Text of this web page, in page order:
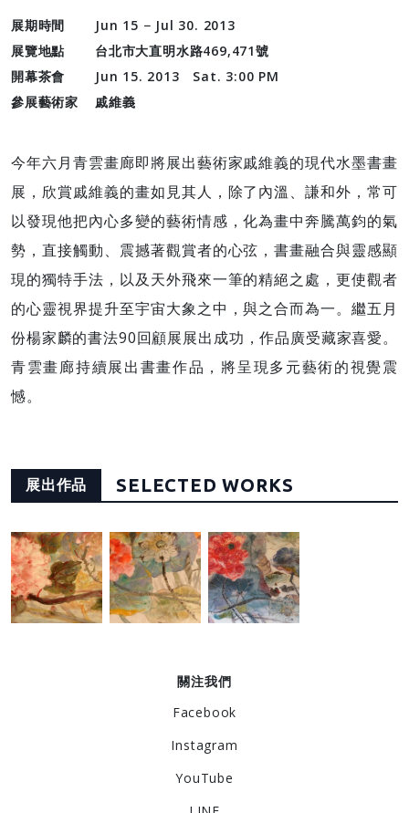
展期時間
Jun 15 − Jul 30. 2013
展覽地點
台北市大直明水路469,471號
開幕茶會
Jun 15. 2013 Sat. 3:00 PM
參展藝術家
戚維義
今年六月青雲畫廊即將展出藝術家戚維義的現代水墨書畫
展，欣賞戚維義的畫如見其人，除了內溫、謙和外，常可
以發現他把內心多變的藝術情感，化為畫中奔騰萬鈞的氣
勢，直接觸動、震撼著觀賞者的心弦，書畫融合與靈感顯
現的獨特手法，以及天外飛來一筆的精絕之處，更使觀者
的心靈視界提升至宇宙大象之中，與之合而為一。繼五月
份楊家麟的書法90回顧展展出成功，作品廣受藏家喜愛。
青雲畫廊持續展出書畫作品，將呈現多元藝術的視覺震
憾。
展出作品 SELECTED WORKS
關注我們
Facebook
Instagram
YouTube